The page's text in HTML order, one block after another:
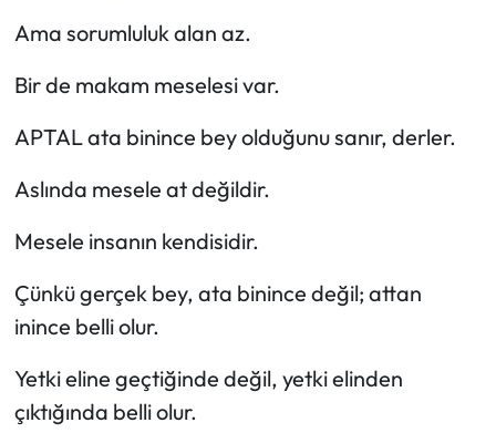
Ama sorumluluk alan az.
Bir de makam meselesi var.
APTAL ata binince bey olduğunu sanır, derler.
Aslında mesele at değildir.
Mesele insanın kendisidir.
Çünkü gerçek bey, ata binince değil; attan
inince belli olur.
Yetki eline geçtiğinde değil, yetki elinden
çıktığında belli olur.